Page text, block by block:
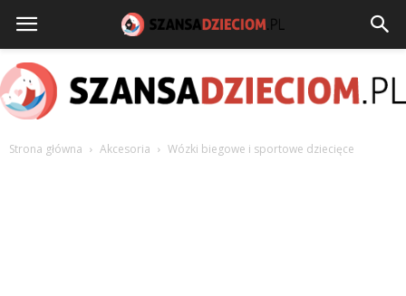
szansadzieciom.pl
Strona główna Akcesoria Wózki biegowe i sportowe dziecięce